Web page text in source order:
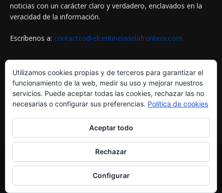
noticias con un carácter claro y verdadero, enclavados en la
veracidad de la información.
Escríbenos a: contactos@elcentineladelafrontera.com
SIGUENOS EN
© ELCENTINELADELAFRONTERA.COM byMultiServicios Helena
Aviso Legal
Política de Cookies
Política de Privacidad
Contactos
Utilizamos cookies propias y de terceros para garantizar el
funcionamiento de la web, medir su uso y mejorar nuestros
servicios. Puede aceptar todas las cookies, rechazar las no
necesarias o configurar sus preferencias. Política de cookies
Aceptar todo
Rechazar
Configurar